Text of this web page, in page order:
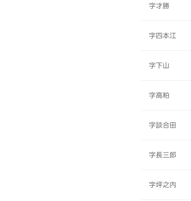
字才勝
字四本江
字下山
字高粕
字談合田
字長三郎
字坪之内